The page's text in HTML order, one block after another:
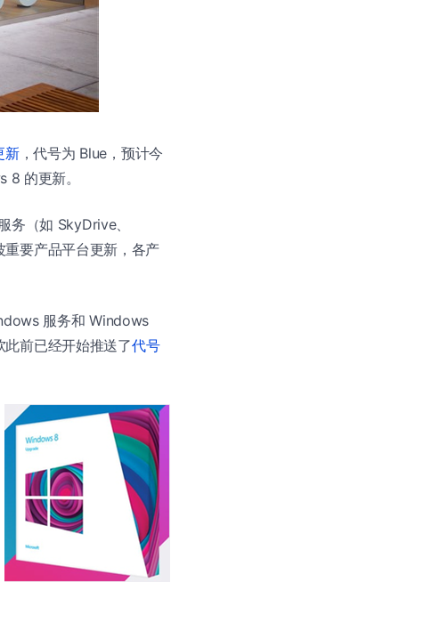
新，代号为 Blue，预计今
的更新。
（如 SkyDrive、
要产品平台更新，各产
服务和 Windows
前已经开始推送了代号